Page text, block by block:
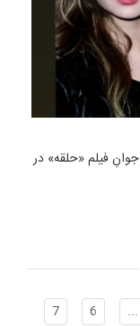
فیلم «حلقه» در
...
6
7